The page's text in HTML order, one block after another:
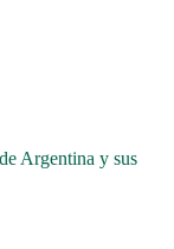
Argentina y sus